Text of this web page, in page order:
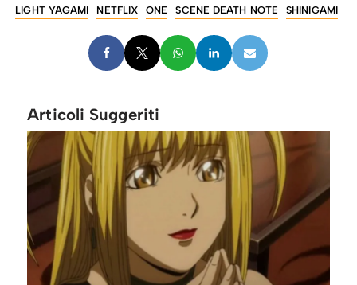
LIGHT YAGAMI
NETFLIX ONE SCENE DEATH NOTE SHINIGAMI
Articoli Suggeriti